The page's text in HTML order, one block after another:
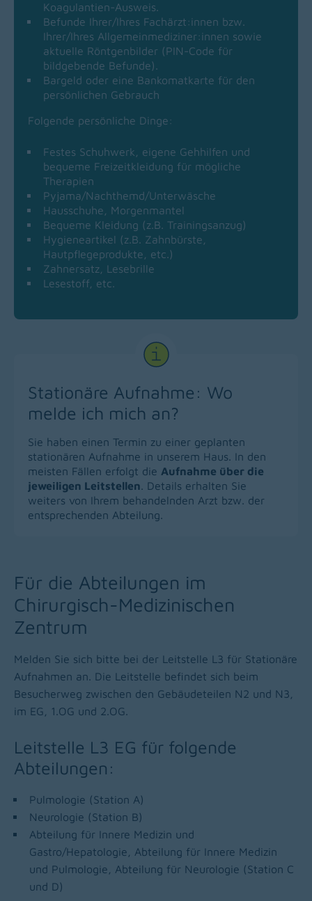
Koagulantien-Ausweis.
Befunde Ihrer/Ihres Fachärzt:innen bzw.
Ihrer/Ihres Allgemeinmediziner:innen sowie
aktuelle Röntgenbilder (PIN-Code für
bildgebende Befunde).
Bargeld oder eine Bankomatkarte für den
persönlichen Gebrauch
Folgende persönliche Dinge:
Festes Schuhwerk, eigene Gehhilfen und
bequeme Freizeitkleidung für mögliche
Therapien
Pyjama/Nachthemd/Unterwäsche
Hausschuhe, Morgenmantel
Bequeme Kleidung (z.B. Trainingsanzug)
Hygieneartikel (z.B. Zahnbürste,
Hautpflegeprodukte, etc.)
Zahnersatz, Lesebrille
Lesestoff, etc.
Stationäre Aufnahme: Wo
melde ich mich an?
Sie haben einen Termin zu einer geplanten
stationären Aufnahme in unserem Haus. In den
meisten Fällen erfolgt die Aufnahme über die
jeweiligen Leitstellen. Details erhalten Sie
weiters von Ihrem behandelnden Arzt bzw. der
entsprechenden Abteilung.
Für die Abteilungen im
Chirurgisch-Medizinischen
Zentrum
Melden Sie sich bitte bei der Leitstelle L3 für Stationäre
Aufnahmen an. Die Leitstelle befindet sich beim
Besucherweg zwischen den Gebäudeteilen N2 und N3,
im EG, 1.OG und 2.OG.
Leitstelle L3 EG für folgende
Abteilungen:
Pulmologie (Station A)
Neurologie (Station B)
Abteilung für Innere Medizin und
Gastro/Hepatologie, Abteilung für Innere Medizin
und Pulmologie, Abteilung für Neurologie (Station C
und D)